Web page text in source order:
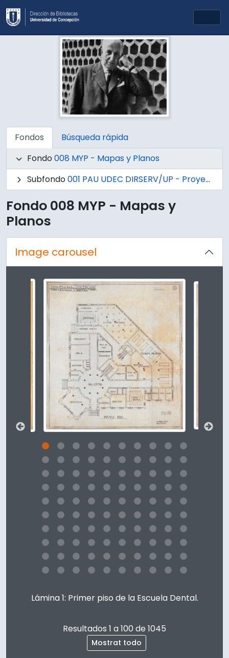
Skip to main content
Fondos
Búsqueda rápida
Fondo 008 MYP - Mapas y Planos
Subfondo001 PAU UDEC DIRSERV/UP - Proyectos de Arquitectura y Urbanismo UdeC Dirección de Servicios / Unidad de Proyectos
Fondo 008 MYP - Mapas y
Planos
Image carousel
Changing the current slide of this carousel will
Lámina 1: Primer piso de la Escuela Dental.
Resultados 1 a 100 de 1045
Mostrat todo